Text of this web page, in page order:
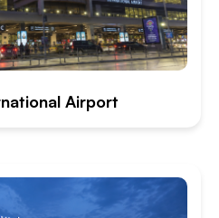
Airport